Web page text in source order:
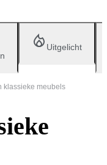
Uitgelicht
klassieke meubels